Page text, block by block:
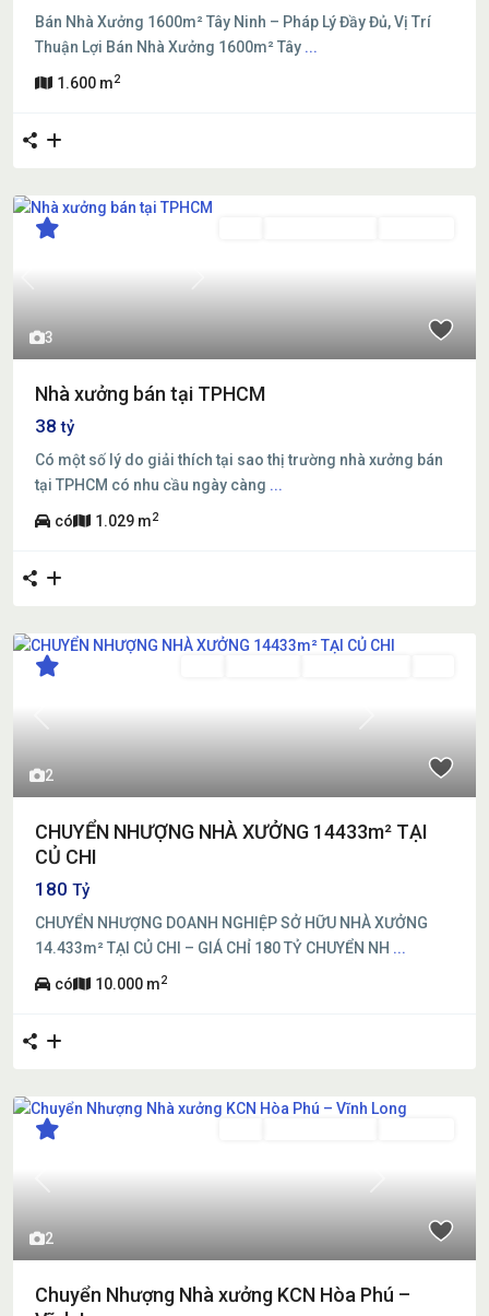
Bán Nhà Xưởng 1600m² Tây Ninh – Pháp Lý Đầy Đủ, Vị Trí
Thuận Lợi Bán Nhà Xưởng 1600m² Tây ...
1.600 m2
3
Previous Next
Nhà xưởng bán tại TPHCM
38tỷ
Có một số lý do giải thích tại sao thị trường nhà xưởng bán
tại TPHCM có nhu cầu ngày càng ...
có 1.029 m2
2
Previous Next
CHUYỂN NHƯỢNG NHÀ XƯỞNG 14433m² TẠI
CỦ CHI
180 Tỷ
CHUYỂN NHƯỢNG DOANH NGHIỆP SỞ HỮU NHÀ XƯỞNG
14.433m² TẠI CỦ CHI – GIÁ CHỈ 180 TỶ CHUYỂN NH ...
có 10.000 m2
2
Previous Next
Chuyển Nhượng Nhà xưởng KCN Hòa Phú –